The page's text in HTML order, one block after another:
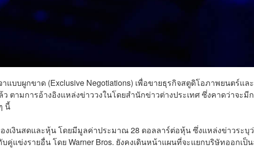
าแบบผูกขาด (Exclusive Negotiations) เพื่อขายธุรกิจสตูดิโอภาพยนตร์และ
ตามการอ้างอิงแหล่งข่าววงในโดยสำนักข่าวต่างประเทศ ซึ่งคาดว่าจะมี
นี้
งเงินสดและหุ้น โดยมีมูลค่าประมาณ 28 ดอลลาร์ต่อหุ้น ซึ่งแหล่งข่าวระบุ
คู่แข่งรายอื่น โดย Warner Bros. ยังคงเดินหน้าแผนที่จะแยกบริษัทออกเป็